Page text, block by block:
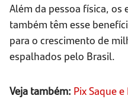
Além da pessoa física,
também têm esse
para o crescimento de
espalhados pelo Brasil.
Veja também: Pix Saque